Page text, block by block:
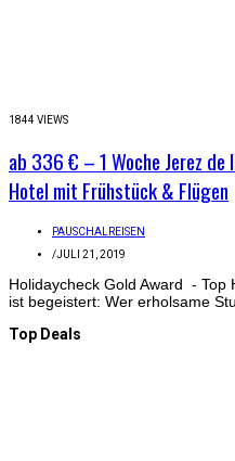
1844 VIEWS
ab 336 € – 1 Woche Jerez
Hotel mit Frühstück & Flügen
PAUSCHALREISEN
/JULI 21, 2019
Holidaycheck Gold Award - Top
ist begeistert: Wer erholsame
Top Deals